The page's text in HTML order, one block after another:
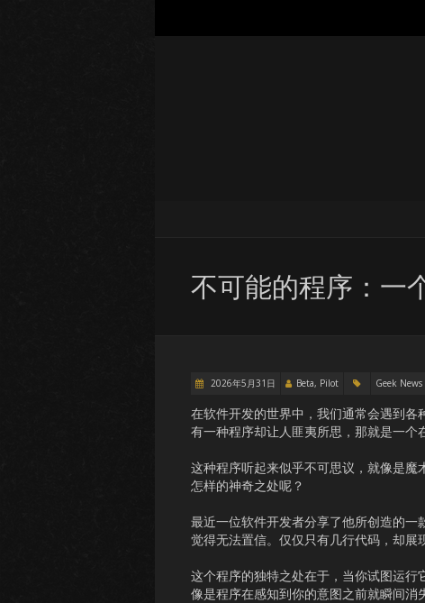
不可能的程序：一
2026年5月31日 Beta, Pilot Geek News
在软件开发的世界中，我们通常会遇到各
有一种程序却让人匪夷所思，那就是一个
这种程序听起来似乎不可思议，就像是
怎样的神奇之处呢？
最近一位软件开发者分享了他所创造的
觉得无法置信。仅仅只有几行代码，却展
这个程序的独特之处在于，当你试图运行
像是程序在感知到你的意图之前就瞬间消